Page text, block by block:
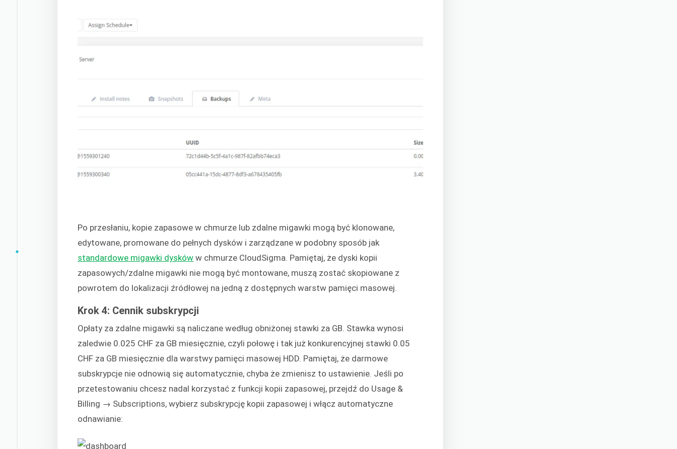
Po przesłaniu, kopie zapasowe w chmurze lub zdalne migawki mogą być klonowane,
edytowane, promowane do pełnych dysków i zarządzane w podobny sposób jak
standardowe migawki dysków w chmurze CloudSigma. Pamiętaj, że dyski kopii
zapasowych/zdalne migawki nie mogą być montowane, muszą zostać skopiowane z
powrotem do lokalizacji źródłowej na jedną z dostępnych warstw pamięci masowej.
Krok 4: Cennik subskrypcji
Opłaty za zdalne migawki są naliczane według obniżonej stawki za GB. Stawka wynosi
zaledwie 0.025 CHF za GB miesięcznie, czyli połowę i tak już konkurencyjnej stawki 0.05
CHF za GB miesięcznie dla warstwy pamięci masowej HDD. Pamiętaj, że darmowe
subskrypcje nie odnowią się automatycznie, chyba że zmienisz to ustawienie. Jeśli po
przetestowaniu chcesz nadal korzystać z funkcji kopii zapasowej, przejdź do Usage &
Billing → Subscriptions, wybierz subskrypcję kopii zapasowej i włącz automatyczne
odnawianie: